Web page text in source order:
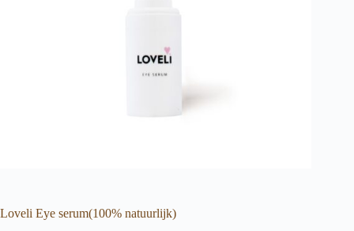
Loveli Eye serum(100% natuurlijk)